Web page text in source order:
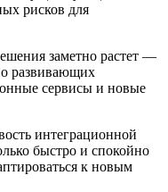
рисков для
заметно растет —
развивающих
сервисы и новые
интеграционной
быстро и спокойно
к новым